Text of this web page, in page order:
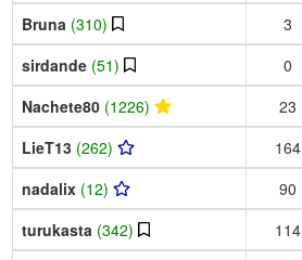
Bruna (310) 3
sirdande (51) 0
Nachete80 (1226) 23
LieT13 (262) 164
nadalix (12) 90
turukasta (342) 114